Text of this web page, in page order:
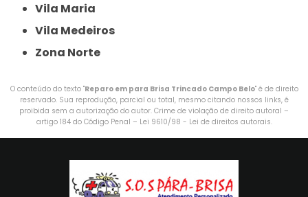
Vila Maria
Vila Medeiros
Zona Norte
O conteúdo do texto "Reparo em para Brisa Trincado Campo Belo" é de direito
reservado. Sua reprodução, parcial ou total, mesmo citando nossos links, é
proibida sem a autorização do autor. Crime de violação de direito autoral –
artigo 184 do Código Penal – Lei 9610/98 - Lei de direitos autorais.